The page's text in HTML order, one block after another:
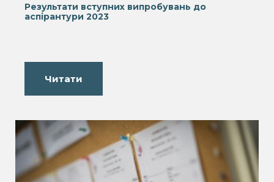
Результати вступних випробувань до
аспірантури 2023
Читати